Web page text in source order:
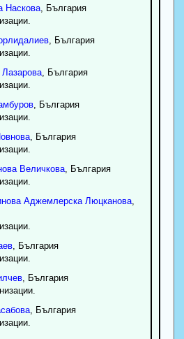
Наскова, България
, България
Лазарова, България
, България
, България
Величкова, България
Аджемлерска Люцканова,
, България
, България
, България